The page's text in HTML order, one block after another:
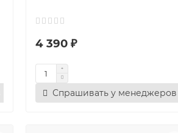
4 390 ₽
Спрашивать у менеджеров